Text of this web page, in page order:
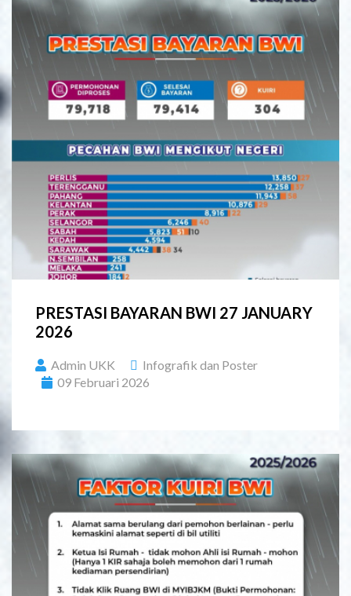
PRESTASI BAYARAN BWI 27 JANUARY
2026
Admin UKK
Infografik dan Poster
09 Februari 2026